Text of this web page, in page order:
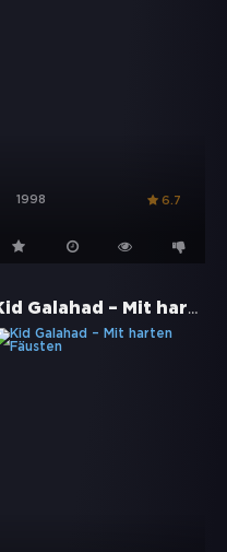
1998 6.7
Kid Galahad – Mit harten Fäusten